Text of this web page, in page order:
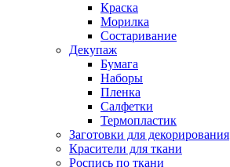
Краска
Морилка
Состаривание
Декупаж
Бумага
Наборы
Пленка
Салфетки
Термопластик
Заготовки для декорирования
Красители для ткани
Роспись по ткани